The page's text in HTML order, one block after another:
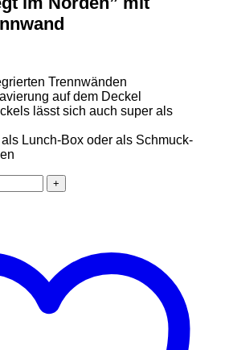
Trennwänden
auf dem Deckel
lässt sich auch super als
Lunch-Box oder als Schmuck-